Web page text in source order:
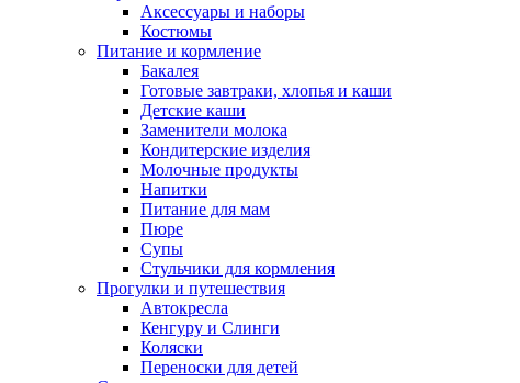
Аксессуары и наборы
Костюмы
Питание и кормление
Бакалея
Готовые завтраки, хлопья и каши
Детские каши
Заменители молока
Кондитерские изделия
Молочные продукты
Напитки
Питание для мам
Пюре
Супы
Стульчики для кормления
Прогулки и путешествия
Автокресла
Кенгуру и Слинги
Коляски
Переноски для детей